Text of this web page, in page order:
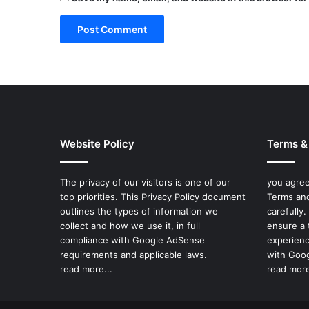
Website Policy
The privacy of our visitors is one of our
top priorities. This Privacy Policy document
outlines the types of information we
collect and how we use it, in full
compliance with Google AdSense
requirements and applicable laws.
read more...
Terms
you
Terms
carefully.
ensure a
with
read